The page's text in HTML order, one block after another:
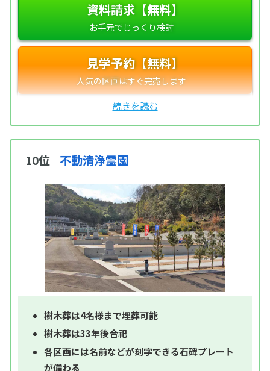
資料請求【無料】
見学予約【無料】
10位 不動清浄霊園
樹木葬は4名様まで埋葬可能
樹木葬は33年後合祀
各区画には名前などが刻字できる石碑プレート
が備わる